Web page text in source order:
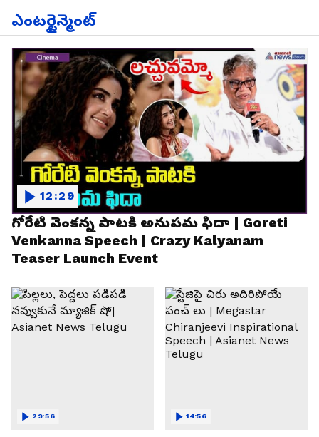
ఎంటర్టైన్మెంట్
గోరేటి వెంకన్న పాటకి అనుపమ ఫిదా | Goreti
Venkanna Speech | Crazy Kalyanam
Teaser Launch Event
12:29
29:56 14:56